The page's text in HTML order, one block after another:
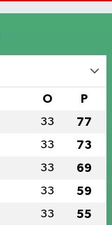
O P
33 77
33 73
33 69
33 59
33 55